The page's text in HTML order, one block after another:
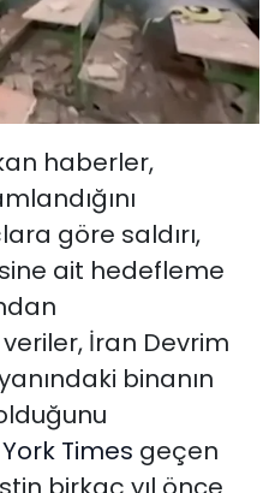
haberler,
göre saldırı,
ait hedefleme
İran Devrim
binanın
Times geçen